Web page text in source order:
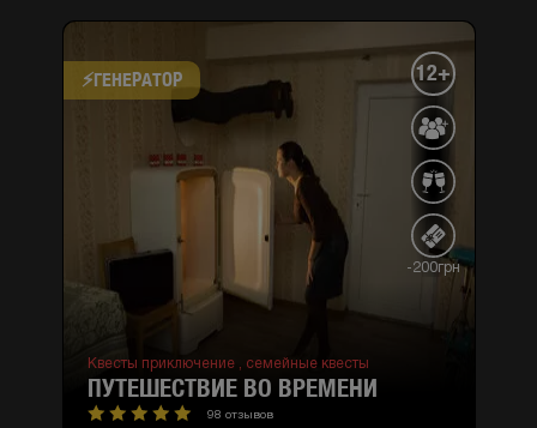
⚡​ГЕНЕРАТОР 12+
-200грн
Квесты приключение , семейные квесты
ПУТЕШЕСТВИЕ ВО ВРЕМЕНИ
98 отзывов